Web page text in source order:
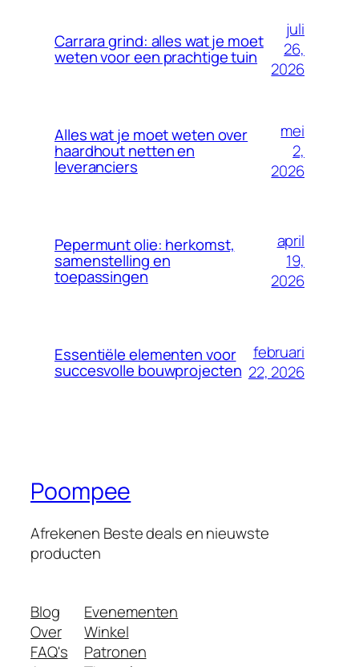
Carrara grind: alles wat je moet
weten voor een prachtige tuin
juli
26,
2026
Alles wat je moet weten over
haardhout netten en
leveranciers
mei
2,
2026
Pepermunt olie: herkomst,
samenstelling en
toepassingen
april
19,
2026
Essentiële elementen voor
succesvolle bouwprojecten
februari
22, 2026
Poompee
Afrekenen Beste deals en nieuwste
producten
Blog
Over
FAQ's
Evenementen
Winkel
Patronen